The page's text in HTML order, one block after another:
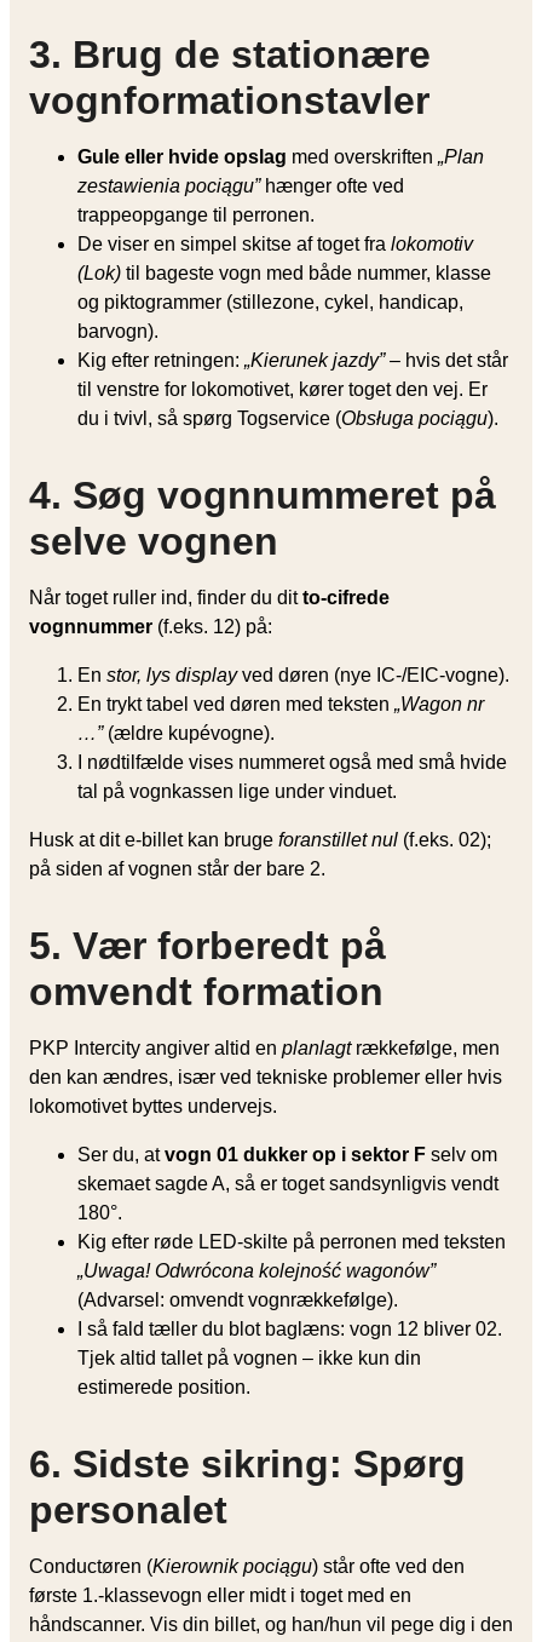
3. Brug de stationære
vognformationstavler
Gule eller hvide opslag med overskriften „Plan
zestawienia pociągu”hænger ofte ved
trappeopgange til perronen.
De viser en simpel skitse af toget fra lokomotiv
(Lok) til bageste vogn med både nummer, klasse
og piktogrammer (stillezone, cykel, handicap,
barvogn).
Kig efter retningen: „Kierunek jazdy”– hvis det står
til venstre for lokomotivet, kører toget den vej. Er
du i tvivl, så spørg Togservice (Obsługa pociągu).
4. Søg vognnummeret på
selve vognen
Når toget ruller ind, finder du ditto-cifrede
vognnummer (f.eks. 12) på:
En stor, lys displayved døren (nye IC-/EIC-vogne).
En trykt tabel ved døren med teksten „Wagon nr
…”(ældre kupévogne).
I nød­tilfælde vises nummeret også med små hvide
tal på vognkassen lige under vinduet.
Husk at dit e-billet kan bruge foranstillet nul (f.eks. 02);
på siden af vognen står der bare 2.
5. Vær forberedt på
omvendt formation
PKP Intercity angiver altid en planlagtrækkefølge, men
den kan ændres, især ved tekniske problemer eller hvis
lokomotivet byttes undervejs.
Ser du, atvogn 01 dukker op i sektor F selv om
skemaet sagde A, så er toget sandsynligvis vendt
180°.
Kig efter røde LED-skilte på perronen med teksten
„Uwaga! Odwrócona kolejność wagonów”
(Advarsel: omvendt vognrækkefølge).
I så fald tæller du blot baglæns: vogn 12 bliver 02.
Tjek altid tallet på vognen – ikke kun din
estimerede position.
6. Sidste sikring: Spørg
personalet
Conductøren (Kierownik pociągu) står ofte ved den
første 1.-klassevogn eller midt i toget med en
håndscanner. Vis din billet, og han/hun vil pege dig i den